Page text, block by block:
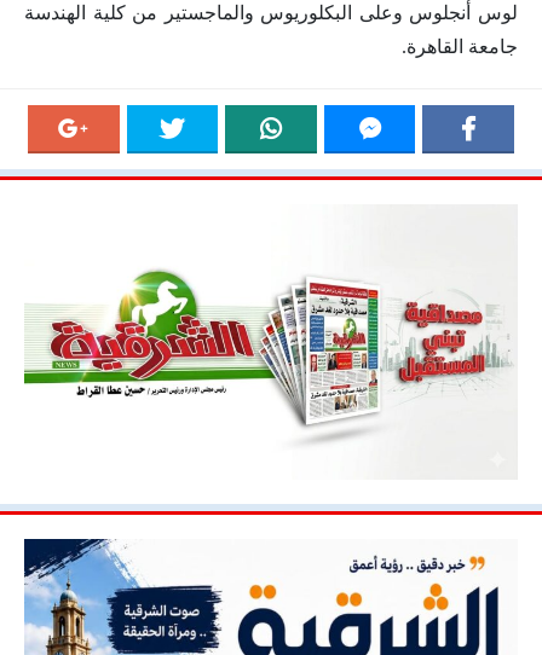
لوس أنجلوس وعلى البكلوريوس والماجستير ‏من كلية الهندسة
جامعة القاهرة.